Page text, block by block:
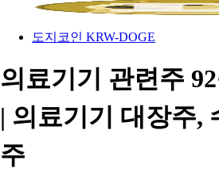
도지코인 KRW-DOGE
의료기기 관련주
| 의료기기 대장주,
주